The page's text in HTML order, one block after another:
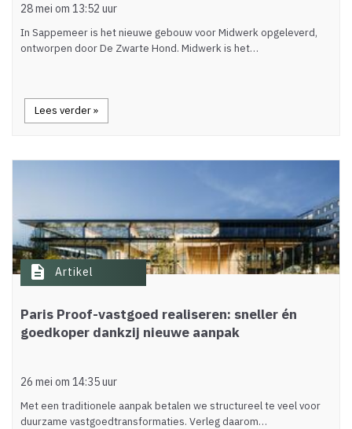
28 mei om 13:52 uur
In Sappemeer is het nieuwe gebouw voor Midwerk opgeleverd,
ontworpen door De Zwarte Hond. Midwerk is het…
Lees verder »
description Artikel
Paris Proof-vastgoed realiseren: sneller én
goedkoper dankzij nieuwe aanpak
26 mei om 14:35 uur
Met een traditionele aanpak betalen we structureel te veel voor
duurzame vastgoedtransformaties. Verleg daarom…